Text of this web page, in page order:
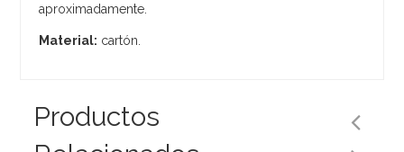
aproximadamente.
Material: cartón.
Productos